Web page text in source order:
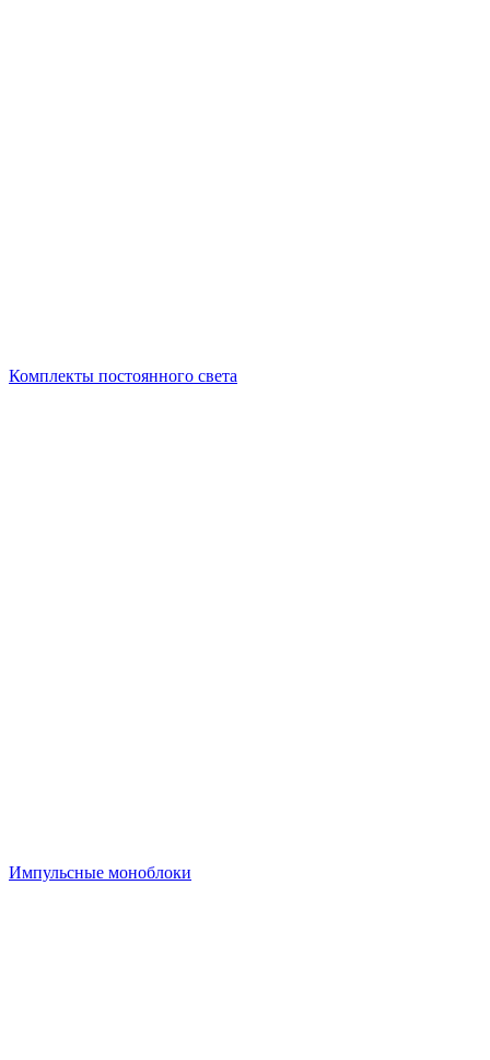
Комплекты постоянного света
Импульсные моноблоки